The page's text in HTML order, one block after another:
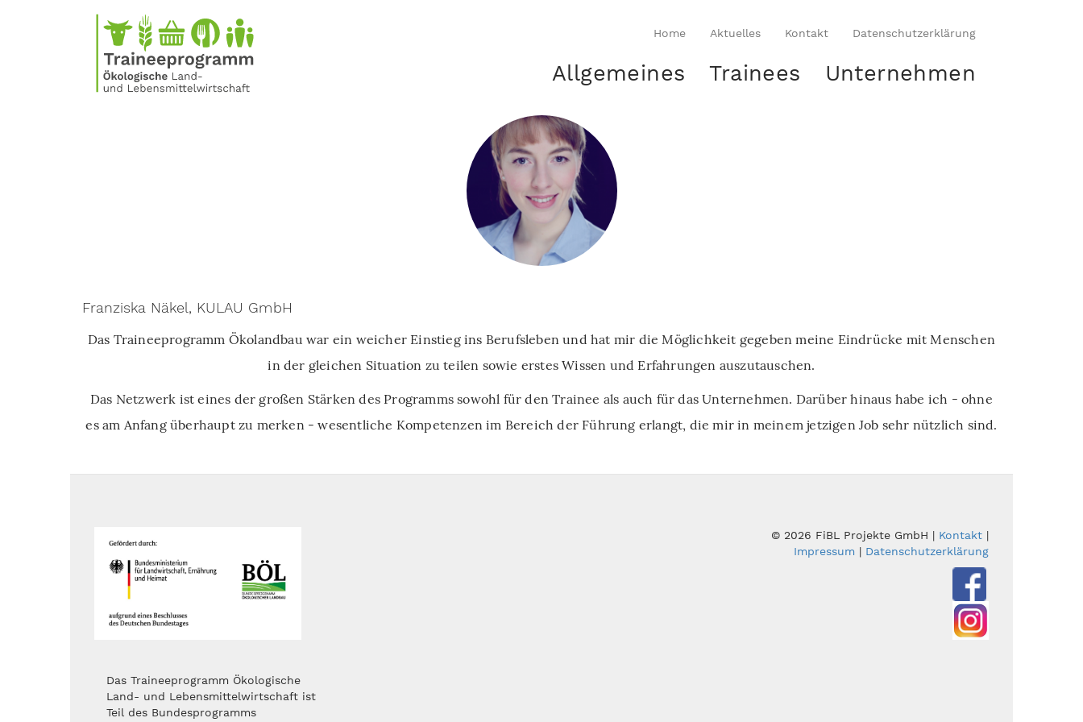
Home Aktuelles Kontakt Datenschutzerklärung
Allgemeines Trainees Unternehmen
Franziska Näkel, KULAU GmbH
Das Traineeprogramm Ökolandbau war ein weicher Einstieg ins Berufsleben und hat mir die Möglichkeit gegeben meine Eindrücke mit Menschen
in der gleichen Situation zu teilen sowie erstes Wissen und Erfahrungen auszutauschen.
Das Netzwerk ist eines der großen Stärken des Programms sowohl für den Trainee als auch für das Unternehmen. Darüber hinaus habe ich - ohne
es am Anfang überhaupt zu merken - wesentliche Kompetenzen im Bereich der Führung erlangt, die mir in meinem jetzigen Job sehr nützlich sind.
Das Traineeprogramm Ökologische
Land- und Lebensmittelwirtschaft ist
Teil des Bundesprogramms
© 2026 FiBL Projekte GmbH | Kontakt |
Impressum | Datenschutzerklärung